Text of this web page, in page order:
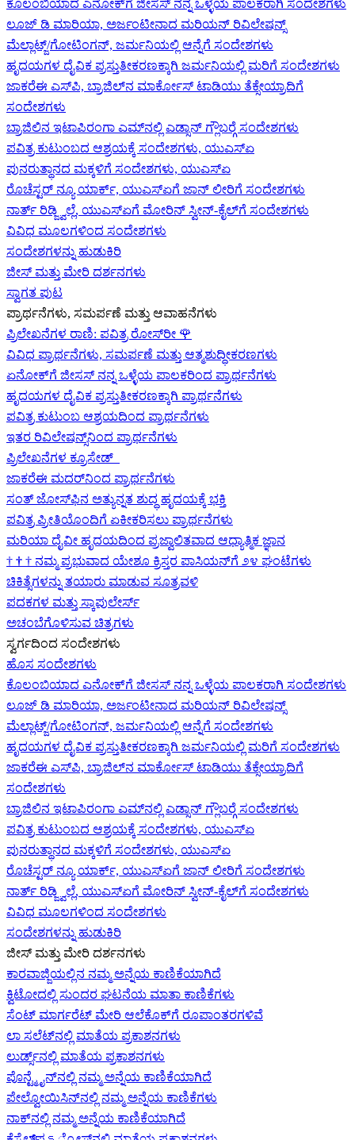
ಕೊಲಂಬಿಯಾದ ಎನೋಕ್‍ಗೆ ಜೀಸಸ್ ನನ್ನ ಒಳ್ಳೆಯ ಪಾಲಕರಾಗಿ ಸಂದೇಶಗಳು
ಲೂಜ್ ಡಿ ಮಾರಿಯಾ, ಅರ್ಜಂಟೀನಾದ ಮರಿಯನ್ ರಿವಿಲೇಷನ್ಸ್
ಮೆಲ್ಲಾಟ್ಜ್/ಗೋಟಿಂಗನ್, ಜರ್ಮನಿಯಲ್ಲಿ ಆನ್ನೆಗೆ ಸಂದೇಶಗಳು
ಹೃದಯಗಳ ದೈವಿಕ ಪ್ರಸ್ತುತೀಕರಣಕ್ಕಾಗಿ ಜರ್ಮನಿಯಲ್ಲಿ ಮರಿಗೆ ಸಂದೇಶಗಳು
ಜಾಕರೆಈ ಎಸ್‌ಪಿ, ಬ್ರಾಜಿಲ್‌ನ ಮಾರ್ಕೋಸ್ ಟಾಡಿಯು ತೆಕ್ಸೇಯ್ರಾದಿಗೆ
ಸಂದೇಶಗಳು
ಬ್ರಾಜಿಲಿನ ಇಟಾಪಿರಂಗಾ ಎಮ್‌ನಲ್ಲಿ ಎಡ್ಸಾನ್ ಗ್ಲೌಬರ್‍ಗೆ ಸಂದೇಶಗಳು
ಪವಿತ್ರ ಕುಟುಂಬದ ಆಶ್ರಯಕ್ಕೆ ಸಂದೇಶಗಳು, ಯುಎಸ್‌ಏ
ಪುನರುತ್ಥಾನದ ಮಕ್ಕಳಿಗೆ ಸಂದೇಶಗಳು, ಯುಎಸ್‌ಏ
ರೊಚೆಸ್ಟರ್ ನ್ಯೂ ಯಾರ್ಕ್, ಯುಎಸ್‌ಏ‍ಗೆ ಜಾನ್ ಲೀರಿ‍ಗೆ ಸಂದೇಶಗಳು
ನಾರ್ತ್ ರಿಡ್ಜ್ವಿಲ್ಲೆ, ಯುಎಸ್‌ಏ‍ಗೆ ಮೋರಿನ್ ಸ್ವೀನ್-ಕೈಲ್‍ಗೆ ಸಂದೇಶಗಳು
ವಿವಿಧ ಮೂಲಗಳಿಂದ ಸಂದೇಶಗಳು
ಸಂದೇಶಗಳನ್ನು ಹುಡುಕಿರಿ
ಜೀಸ್‌ ಮತ್ತು ಮೇರಿ ದರ್ಶನಗಳು
ಸ್ವಾಗತ ಪುಟ
ಪ್ರಾರ್ಥನೆಗಳು, ಸಮರ್ಪಣೆ ಮತ್ತು ಆವಾಹನೆಗಳು
ಪ್ರಿಲೇಖನೆಗಳ ರಾಣಿ: ಪವಿತ್ರ ರೋಸ್‌ರೀ 🌹
ವಿವಿಧ ಪ್ರಾರ್ಥನೆಗಳು, ಸಮರ್ಪಣೆ ಮತ್ತು ಆತ್ಮಶುದ್ಧೀಕರಣಗಳು
ಏನೋಕ್‍ಗೆ ಜೀಸಸ್ ನನ್ನ ಒಳ್ಳೆಯ ಪಾಲಕರಿಂದ ಪ್ರಾರ್ಥನೆಗಳು
ಹೃದಯಗಳ ದೈವಿಕ ಪ್ರಸ್ತುತೀಕರಣಕ್ಕಾಗಿ ಪ್ರಾರ್ಥನೆಗಳು
ಪವಿತ್ರ ಕುಟುಂಬ ಆಶ್ರಯದಿಂದ ಪ್ರಾರ್ಥನೆಗಳು
ಇತರ ರಿವಿಲೇಷನ್ಸ್‌ನಿಂದ ಪ್ರಾರ್ಥನೆಗಳು
ಪ್ರಿಲೇಖನೆಗಳ ಕ್ರೂಸೇಡ್
ಜಾಕರೆಈ ಮದರ್‌ನಿಂದ ಪ್ರಾರ್ಥನೆಗಳು
ಸಂತ್ ಜೋಸ್‌ಫಿನ ಅತ್ಯುನ್ನತ ಶುದ್ಧ ಹೃದಯಕ್ಕೆ ಭಕ್ತಿ
ಪವಿತ್ರ ಪ್ರೀತಿಯೊಂದಿಗೆ ಏಕೀಕರಿಸಲು ಪ್ರಾರ್ಥನೆಗಳು
ಮರಿಯಾ ದೈವೀ ಹೃದಯದಿಂದ ಪ್ರಜ್ವಾಲಿತವಾದ ಆಧ್ಯಾತ್ಮಿಕ ಜ್ಞಾನ
† † † ನಮ್ಮ ಪ್ರಭುವಾದ ಯೇಶೂ ಕ್ರಿಸ್ತರ ಪಾಸಿಯನ್‌ಗೆ ೨೪ ಘಂಟೆಗಳು
ಚಿಕಿತ್ಸೆಗಳನ್ನು ತಯಾರು ಮಾಡುವ ಸೂತ್ರವಳಿ
ಪದಕಗಳ ಮತ್ತು ಸ್ಕಾಪುಲೇರ್ಸ್
ಅಚಂಬೆಗೊಳಿಸುವ ಚಿತ್ರಗಳು
ಸ್ವರ್ಗದಿಂದ ಸಂದೇಶಗಳು
ಹೊಸ ಸಂದೇಶಗಳು
ಕೊಲಂಬಿಯಾದ ಎನೋಕ್‍ಗೆ ಜೀಸಸ್ ನನ್ನ ಒಳ್ಳೆಯ ಪಾಲಕರಾಗಿ ಸಂದೇಶಗಳು
ಲೂಜ್ ಡಿ ಮಾರಿಯಾ, ಅರ್ಜಂಟೀನಾದ ಮರಿಯನ್ ರಿವಿಲೇಷನ್ಸ್
ಮೆಲ್ಲಾಟ್ಜ್/ಗೋಟಿಂಗನ್, ಜರ್ಮನಿಯಲ್ಲಿ ಆನ್ನೆಗೆ ಸಂದೇಶಗಳು
ಹೃದಯಗಳ ದೈವಿಕ ಪ್ರಸ್ತುತೀಕರಣಕ್ಕಾಗಿ ಜರ್ಮನಿಯಲ್ಲಿ ಮರಿಗೆ ಸಂದೇಶಗಳು
ಜಾಕರೆಈ ಎಸ್‌ಪಿ, ಬ್ರಾಜಿಲ್‌ನ ಮಾರ್ಕೋಸ್ ಟಾಡಿಯು ತೆಕ್ಸೇಯ್ರಾದಿಗೆ
ಸಂದೇಶಗಳು
ಬ್ರಾಜಿಲಿನ ಇಟಾಪಿರಂಗಾ ಎಮ್‌ನಲ್ಲಿ ಎಡ್ಸಾನ್ ಗ್ಲೌಬರ್‍ಗೆ ಸಂದೇಶಗಳು
ಪವಿತ್ರ ಕುಟುಂಬದ ಆಶ್ರಯಕ್ಕೆ ಸಂದೇಶಗಳು, ಯುಎಸ್‌ಏ
ಪುನರುತ್ಥಾನದ ಮಕ್ಕಳಿಗೆ ಸಂದೇಶಗಳು, ಯುಎಸ್‌ಏ
ರೊಚೆಸ್ಟರ್ ನ್ಯೂ ಯಾರ್ಕ್, ಯುಎಸ್‌ಏ‍ಗೆ ಜಾನ್ ಲೀರಿ‍ಗೆ ಸಂದೇಶಗಳು
ನಾರ್ತ್ ರಿಡ್ಜ್ವಿಲ್ಲೆ, ಯುಎಸ್‌ಏ‍ಗೆ ಮೋರಿನ್ ಸ್ವೀನ್-ಕೈಲ್‍ಗೆ ಸಂದೇಶಗಳು
ವಿವಿಧ ಮೂಲಗಳಿಂದ ಸಂದೇಶಗಳು
ಸಂದೇಶಗಳನ್ನು ಹುಡುಕಿರಿ
ಜೀಸ್‌ ಮತ್ತು ಮೇರಿ ದರ್ಶನಗಳು
ಕಾರವಾಜ್ಜಿಯಲ್ಲಿನ ನಮ್ಮ ಅನ್ನೆಯ ಕಾಣಿಕೆಯಾಗಿದೆ
ಕ್ವಿಟೋದಲ್ಲಿ ಸುಂದರ ಘಟನೆಯ ಮಾತಾ ಕಾಣಿಕೆಗಳು
ಸೆಂಟ್ ಮಾರ್ಗರೆಟ್ ಮೇರಿ ಆಲೆಕೊಕ್‌ಗೆ ರೂಪಾಂತರಗಳಿವೆ
ಲಾ ಸಲೆಟ್‌ನಲ್ಲಿ ಮಾತೆಯ ಪ್ರಕಾಶನಗಳು
ಲುರ್ಡ್ಸ್‌ನಲ್ಲಿ ಮಾತೆಯ ಪ್ರಕಾಶನಗಳು
ಪೊನ್ಟ್ಮೈನ್‌ನಲ್ಲಿ ನಮ್ಮ ಅನ್ನೆಯ ಕಾಣಿಕೆಯಾಗಿದೆ
ಪೇಲ್ವೋಯಿಸಿನ್‌ನಲ್ಲಿ ನಮ್ಮ ಅನ್ನೆಯ ಕಾಣಿಕೆಗಳು
ನಾಕ್‌ನಲ್ಲಿ ನಮ್ಮ ಅನ್ನೆಯ ಕಾಣಿಕೆಯಾಗಿದೆ